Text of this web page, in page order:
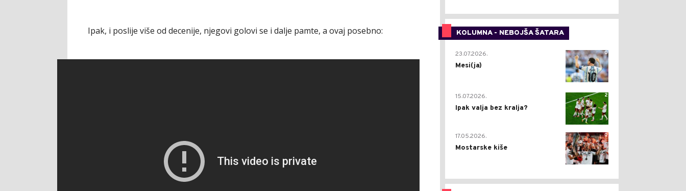
Ipak, i poslije više od decenije, njegovi golovi se i dalje pamte, a ovaj posebno: KOLUMNA - NEBOJŠA ŠATARA
0
23.07.2026.
Mesi(ja)
2
15.07.2026.
Ipak valja bez kralja?
0
17.05.2026.
Mostarske kiše